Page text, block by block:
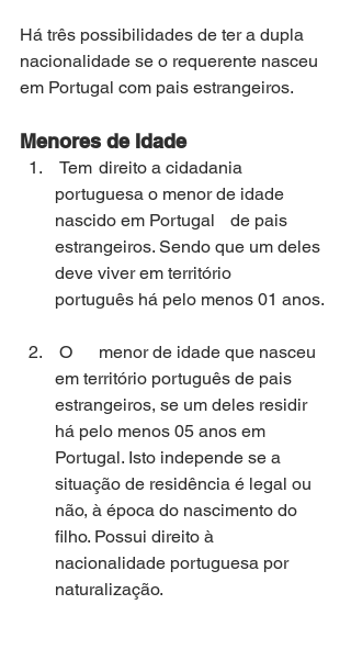
Há três possibilidades de ter a dupla
nacionalidade se o requerente nasceu
em Portugal com pais estrangeiros.
Menores de Idade
portuguesa o menor de idade
nascido em Portugal 	de pais
estrangeiros. Sendo que um deles
deve viver em território
português há pelo menos 01 anos.
em território português de pais
estrangeiros, se um deles residir
há pelo menos 05 anos em
Portugal. Isto independe se a
situação de residência é legal ou
não, à época do nascimento do
filho. Possui direito à
nacionalidade portuguesa por
naturalização.